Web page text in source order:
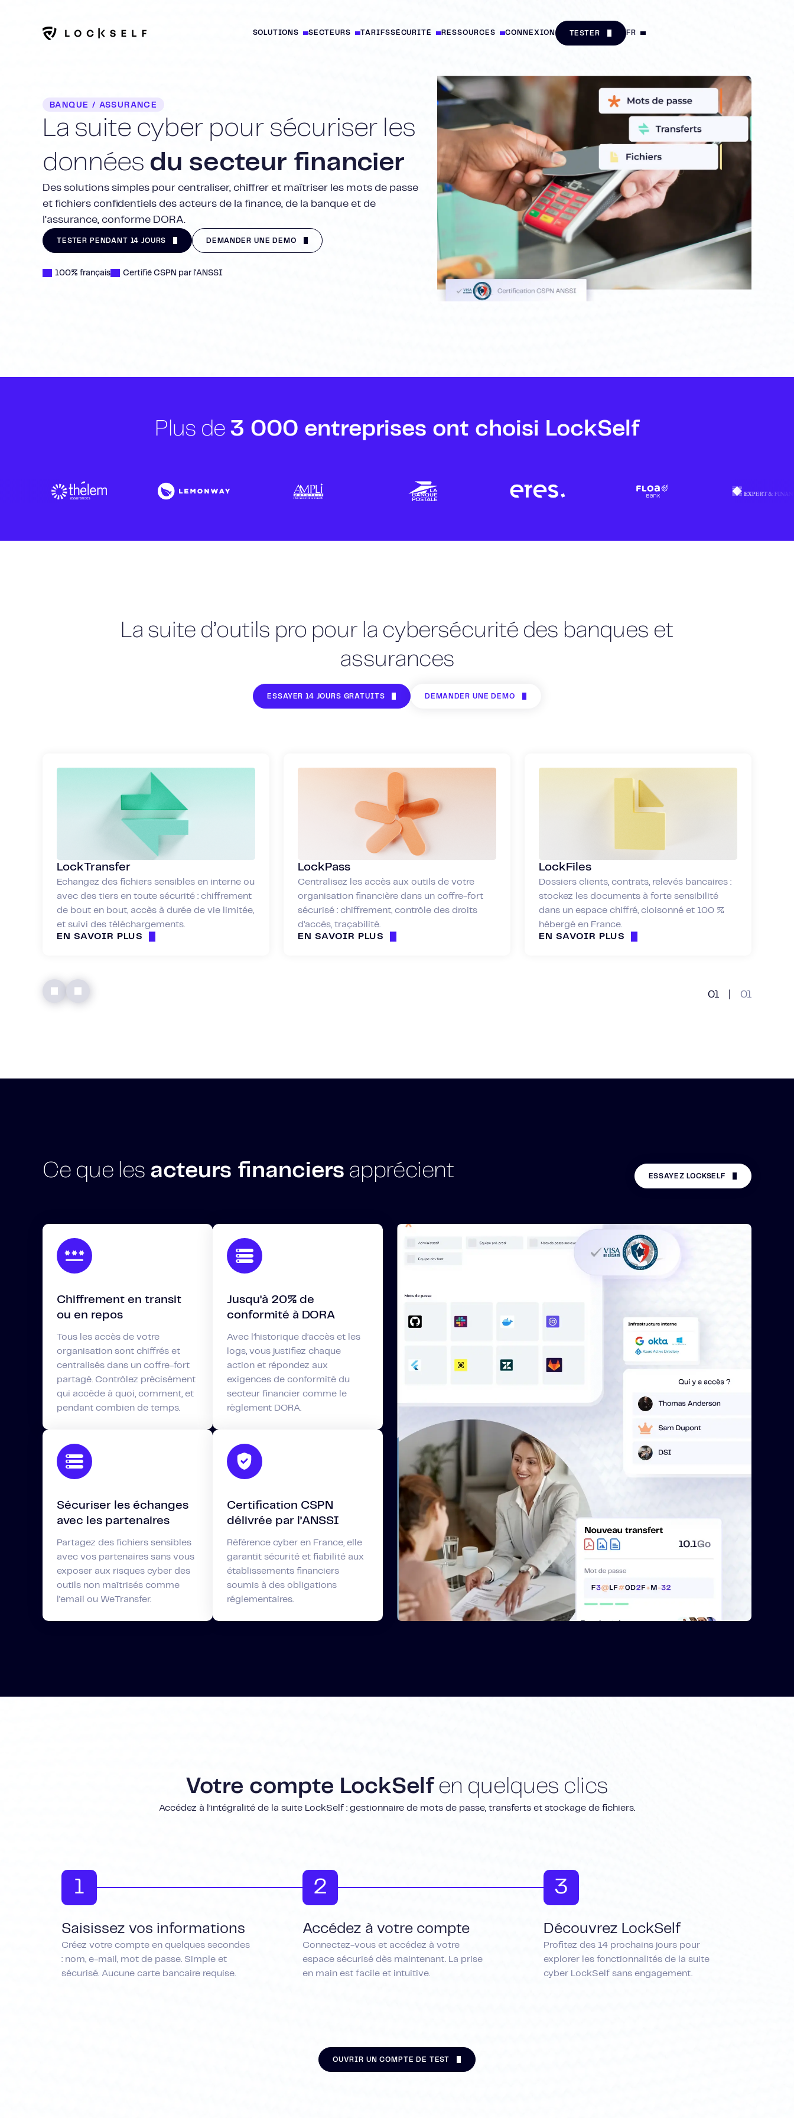
SOLUTIONS SECTEURS TARIFSSÉCURITÉ RESSOURCES CONNEXION TESTER FR
BANQUE / ASSURANCE
La suite cyber pour sécuriser les
données du secteur financier
Des solutions simples pour centraliser, chiffrer et maîtriser les mots de passe
et fichiers confidentiels des acteurs de la finance, de la banque et de
l’assurance, conforme DORA.
TESTER PENDANT 14 JOURS DEMANDER UNE DÉMO
100% français Certifié CSPN par l'ANSSI
Plus de 3 000 entreprises ont choisi LockSelf
La suite d’outils pro pour la cybersécurité des banques et
assurances
ESSAYER 14 JOURS GRATUITS DEMANDER UNE DÉMO
LockTransfer
Echangez des fichiers sensibles en interne ou
avec des tiers en toute sécurité : chiffrement
de bout en bout, accès à durée de vie limitée,
et suivi des téléchargements.
EN SAVOIR PLUS
LockPass
Centralisez les accès aux outils de votre
organisation financière dans un coffre-fort
sécurisé : chiffrement, contrôle des droits
d’accès, traçabilité.
EN SAVOIR PLUS
LockFiles
Dossiers clients, contrats, relevés bancaires :
stockez les documents à forte sensibilité
dans un espace chiffré, cloisonné et 100 %
hébergé en France.
EN SAVOIR PLUS
01 01
Ce que les acteurs financiers apprécient ESSAYEZ LOCKSELF
Chiffrement en transit
ou en repos
Tous les accès de votre
organisation sont chiffrés et
centralisés dans un coffre-fort
partagé. Contrôlez précisément
qui accède à quoi, comment, et
pendant combien de temps.
Jusqu’à 20% de
conformité à DORA
Avec l’historique d’accès et les
logs, vous justifiez chaque
action et répondez aux
exigences de conformité du
secteur financier comme le
règlement DORA.
Sécuriser les échanges
avec les partenaires
Partagez des fichiers sensibles
avec vos partenaires sans vous
exposer aux risques cyber des
outils non maîtrisés comme
l’email ou WeTransfer.
Certification CSPN
délivrée par l’ANSSI
Référence cyber en France, elle
garantit sécurité et fiabilité aux
établissements financiers
soumis à des obligations
réglementaires.
Votre compte LockSelf en quelques clics
Accédez à l’intégralité de la suite LockSelf : gestionnaire de mots de passe, transferts et stockage de fichiers.
1
Saisissez vos informations
Créez votre compte en quelques secondes
: nom, e-mail, mot de passe. Simple et
sécurisé. Aucune carte bancaire requise.
2
Accédez à votre compte
Connectez-vous et accédez à votre
espace sécurisé dès maintenant. La prise
en main est facile et intuitive.
3
Découvrez LockSelf
Profitez des 14 prochains jours pour
explorer les fonctionnalités de la suite
cyber LockSelf sans engagement.
OUVRIR UN COMPTE DE TEST